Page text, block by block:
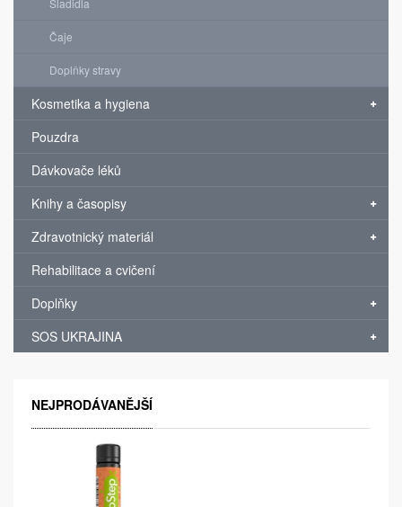
Sladidla
Čaje
Doplňky stravy
Kosmetika a hygiena
Pouzdra
Dávkovače léků
Knihy a časopisy
Zdravotnický materiál
Rehabilitace a cvičení
Doplňky
SOS UKRAJINA
NEJPRODÁVANĚJŠÍ